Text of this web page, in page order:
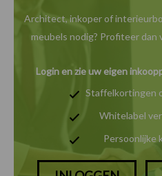
Architect, inkoper of
meubels nodig? Profiteer dan
Login en zie uw eigen
Staffelkortingen
Whitelabel
Persoonlijke